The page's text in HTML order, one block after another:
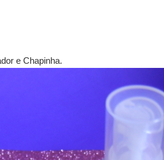
e Chapinha.